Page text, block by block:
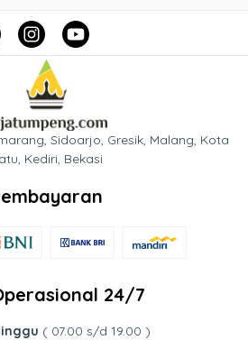
Sidoarjo, Gresik, Malang, Kota
Kediri, Bekasi
24/7
( 07.00 s/d 19.00 )